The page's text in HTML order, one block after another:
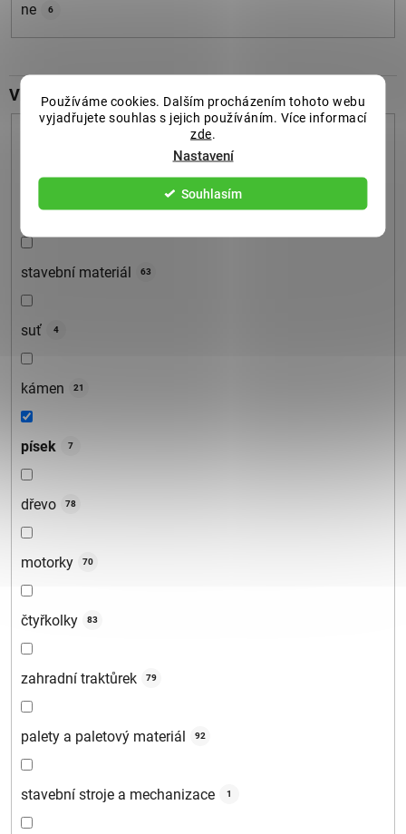
Používáme cookies. Dalším procházením tohoto webu
vyjadřujete souhlas s jejich používáním. Více informací
zde
Nastavení
Souhlasím
ne 6
Vhodné pro
sypký materiál 1
stavební materiál 63
suť 4
kámen 21
písek 7
dřevo 78
motorky 70
čtyřkolky 83
zahradní traktůrek 79
palety a paletový materiál 92
stavební stroje a mechanizace 1